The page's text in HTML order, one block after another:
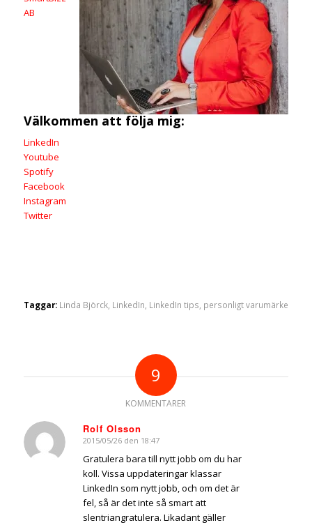
AB
Välkommen att följa mig:
LinkedIn
Youtube
Spotify
Facebook
Instagram
Twitter
Taggar: Linda Björck, LinkedIn, LinkedIn tips, personligt varumärke
9
KOMMENTARER
Rolf Olsson
says:
2015/05/26 den 18:47
Gratulera bara till nytt jobb om du har
koll. Vissa uppdateringar klassar
LinkedIn som nytt jobb, och om det är
fel, så är det inte så smart att
slentriangratulera. Likadant gäller